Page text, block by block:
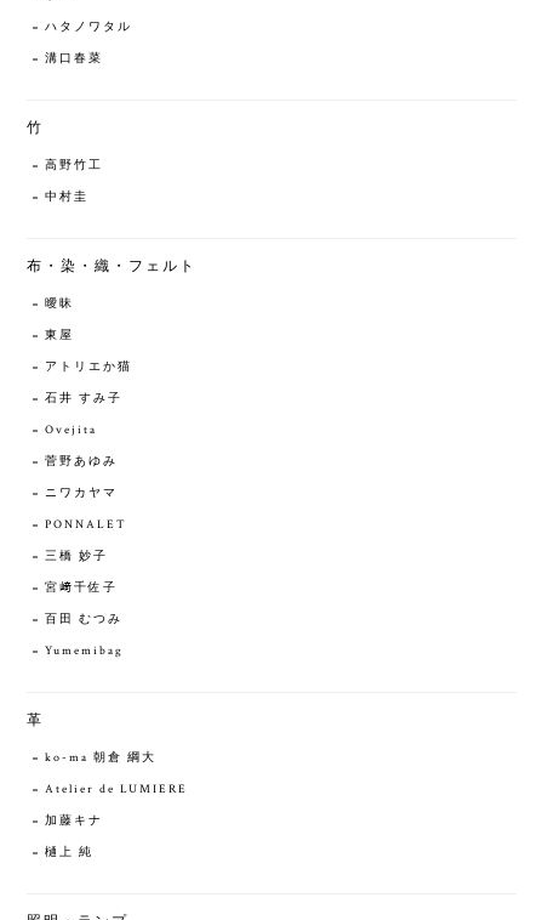
ハタノワタル
溝口春菜
竹
高野竹工
中村圭
布・染・織・フェルト
曖昧
東屋
アトリエか猫
石井 すみ子
Ovejita
菅野あゆみ
ニワカヤマ
PONNALET
三橋 妙子
宮﨑千佐子
百田 むつみ
Yumemibag
革
ko-ma 朝倉 綱大
Atelier de LUMIERE
加藤キナ
樋上 純